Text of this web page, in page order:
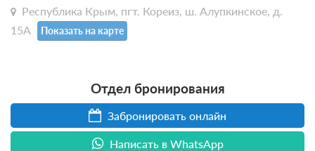
Республика Крым, пгт. Кореиз, ш. Алупкинское, д.
15А
Показать на карте
Отдел бронирования
Забронировать онлайн
Написать в WhatsApp